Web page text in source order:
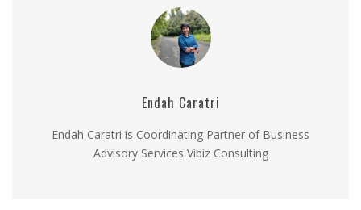
Endah Caratri
Endah Caratri is Coordinating Partner of Business
Advisory Services Vibiz Consulting